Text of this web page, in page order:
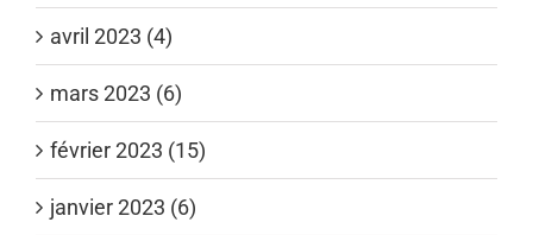
avril 2023 (4)
mars 2023 (6)
février 2023 (15)
janvier 2023 (6)